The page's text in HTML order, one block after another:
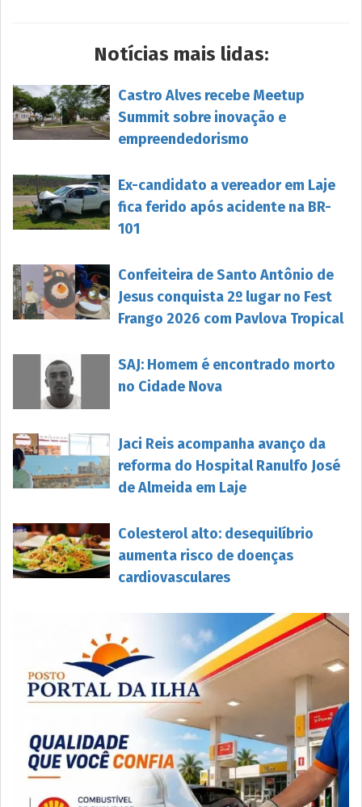
Notícias mais lidas:
Castro Alves recebe Meetup
Summit sobre inovação e
empreendedorismo
Ex-candidato a vereador em Laje
fica ferido após acidente na BR-
101
Confeiteira de Santo Antônio de
Jesus conquista 2º lugar no Fest
Frango 2026 com Pavlova Tropical
SAJ: Homem é encontrado morto
no Cidade Nova
Jaci Reis acompanha avanço da
reforma do Hospital Ranulfo José
de Almeida em Laje
Colesterol alto: desequilíbrio
aumenta risco de doenças
cardiovasculares